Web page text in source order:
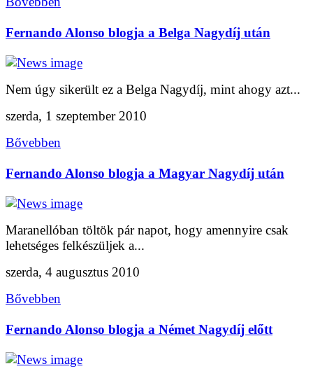
Fernando Alonso blogja a Belga Nagydíj után
Nem úgy sikerült ez a Belga Nagydíj, mint ahogy azt...
szerda, 1 szeptember 2010
Bővebben
Fernando Alonso blogja a Magyar Nagydíj után
Maranellóban töltök pár napot, hogy amennyire csak
lehetséges felkészüljek a...
szerda, 4 augusztus 2010
Bővebben
Fernando Alonso blogja a Német Nagydíj előtt